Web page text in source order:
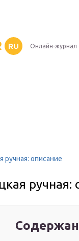
RU Онлайн-журнал
ручная: описание
ручная: